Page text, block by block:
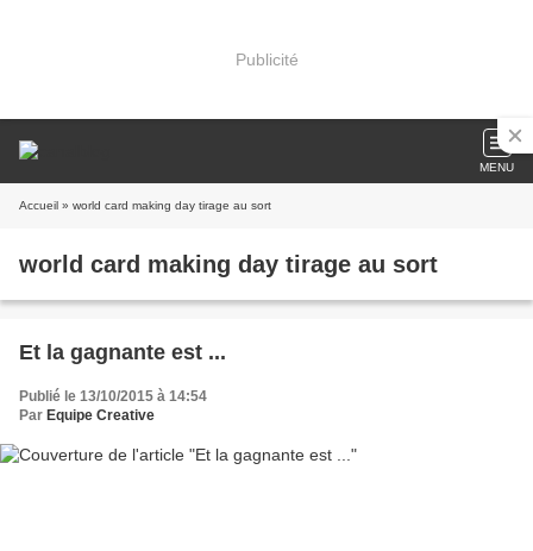
Publicité
MENU
Accueil » world card making day tirage au sort
world card making day tirage au sort
Et la gagnante est ...
Publié le 13/10/2015 à 14:54
Par Equipe Creative